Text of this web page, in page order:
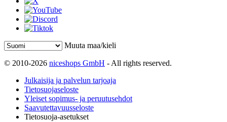
Muuta maa/kieli
© 2010-2026 niceshops GmbH - All rights reserved.
Julkaisija ja palvelun tarjoaja
Tietosuojaseloste
Yleiset sopimus- ja peruutusehdot
Saavutettavuusseloste
Tietosuoja-asetukset